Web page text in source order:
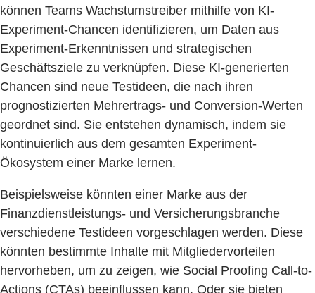
können Teams Wachstumstreiber mithilfe von KI-
Experiment-Chancen identifizieren, um Daten aus
Experiment-Erkenntnissen und strategischen
Geschäftsziele zu verknüpfen. Diese KI-generierten
Chancen sind neue Testideen, die nach ihren
prognostizierten Mehrertrags- und Conversion-Werten
geordnet sind. Sie entstehen dynamisch, indem sie
kontinuierlich aus dem gesamten Experiment-
Ökosystem einer Marke lernen.
Beispielsweise könnten einer Marke aus der
Finanzdienstleistungs- und Versicherungsbranche
verschiedene Testideen vorgeschlagen werden. Diese
könnten bestimmte Inhalte mit Mitgliedervorteilen
hervorheben, um zu zeigen, wie Social Proofing Call-to-
Actions (CTAs) beeinflussen kann. Oder sie bieten